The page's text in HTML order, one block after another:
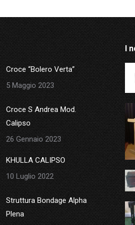
Croce “Bolero Verta”
5 Maggio 2023
Croce S Andrea Mod.
Calipso
26 Gennaio 2023
KHULLA CALIPSO
10 Luglio 2022
Struttura Bondage Alpha
Plena
I